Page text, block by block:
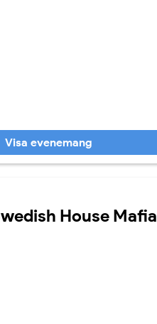
Visa evenemang
House Mafia